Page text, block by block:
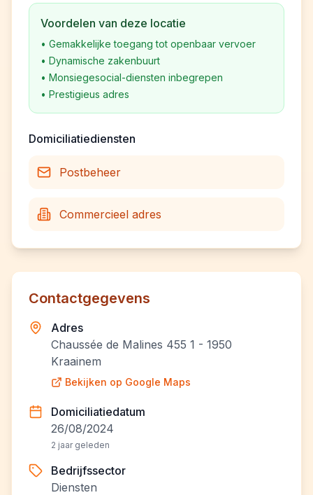
Voordelen van deze locatie
• Gemakkelijke toegang tot openbaar vervoer
• Dynamische zakenbuurt
• Monsiegesocial-diensten inbegrepen
• Prestigieus adres
Domiciliatiediensten
Postbeheer
Commercieel adres
Contactgegevens
Adres
Chaussée de Malines 455 1 - 1950
Kraainem
Bekijken op Google Maps
Domiciliatiedatum
26/08/2024
2 jaar geleden
Bedrijfssector
Diensten